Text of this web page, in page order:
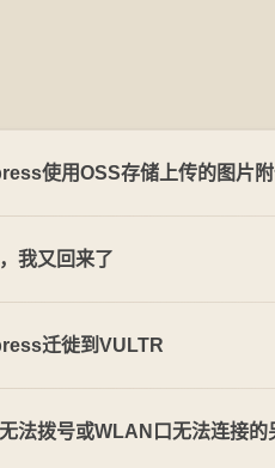
使用OSS存储上传的图片
我又回来了
迁徙到VULTR
法拨号或WLAN口无法连接的